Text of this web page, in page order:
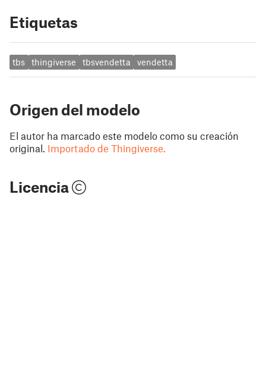
Etiquetas
tbs thingiverse tbsvendetta vendetta
Origen del modelo
El autor ha marcado este modelo como su creación
original. Importado de Thingiverse.
Licencia